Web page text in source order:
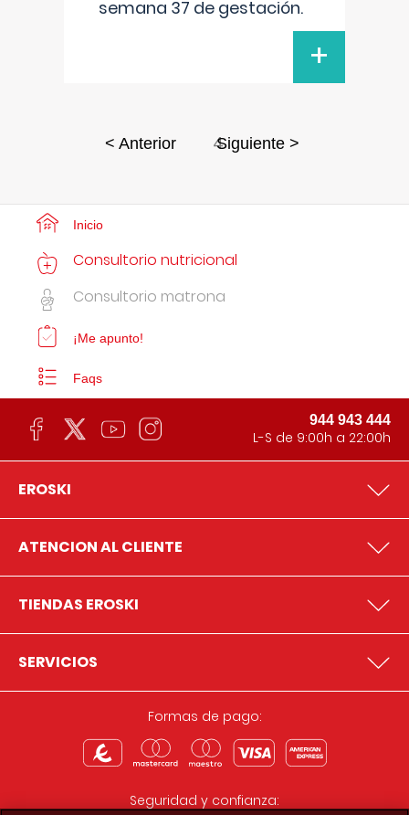
semana 37 de gestación.
+
< Anterior 4
Siguiente >
Inicio
Consultorio nutricional
Consultorio matrona
¡Me apunto!
Faqs
944 943 444
L-S de 9:00h a 22:00h
EROSKI
ATENCION AL CLIENTE
TIENDAS EROSKI
SERVICIOS
Formas de pago:
Seguridad y confianza: